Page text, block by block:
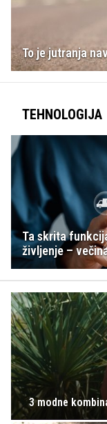
To je jutranja
TEHNOLOGIJA
Ta skrita
življenje –
3 modne